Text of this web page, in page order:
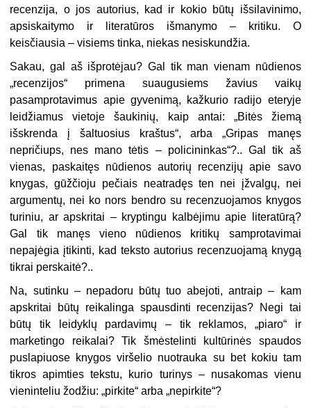
recenzija, o jos autorius, kad ir kokio būtų išsilavinimo,
apsiskaitymo ir literatūros išmanymo – kritiku. O
keisčiausia – visiems tinka, niekas nesiskundžia.
Sakau, gal aš išprotėjau? Gal tik man vienam nūdienos
„recenzijos“ primena suaugusiems žavius vaikų
pasamprotavimus apie gyvenimą, kažkurio radijo eteryje
leidžiamus vietoje šaukinių, kaip antai: „Bitės žiemą
išskrenda į šaltuosius kraštus“, arba „Gripas manęs
nepričiups, nes mano tėtis – policininkas“?.. Gal tik aš
vienas, paskaitęs nūdienos autorių recenzijų apie savo
knygas, gūžčioju pečiais neatradęs ten nei įžvalgų, nei
argumentų, nei ko nors bendro su recenzuojamos knygos
turiniu, ar apskritai – kryptingu kalbėjimu apie literatūrą?
Gal tik manęs vieno nūdienos kritikų samprotavimai
nepajėgia įtikinti, kad teksto autorius recenzuojamą knygą
tikrai perskaitė?..
Na, sutinku – nepadoru būtų tuo abejoti, antraip – kam
apskritai būtų reikalinga spausdinti recenzijas? Negi tai
būtų tik leidyklų pardavimų – tik reklamos, „piaro“ ir
marketingo reikalai? Tik šmėstelinti kultūrinės spaudos
puslapiuose knygos viršelio nuotrauka su bet kokiu tam
tikros apimties tekstu, kurio turinys – nusakomas vienu
vieninteliu žodžiu: „pirkite“ arba „nepirkite“?